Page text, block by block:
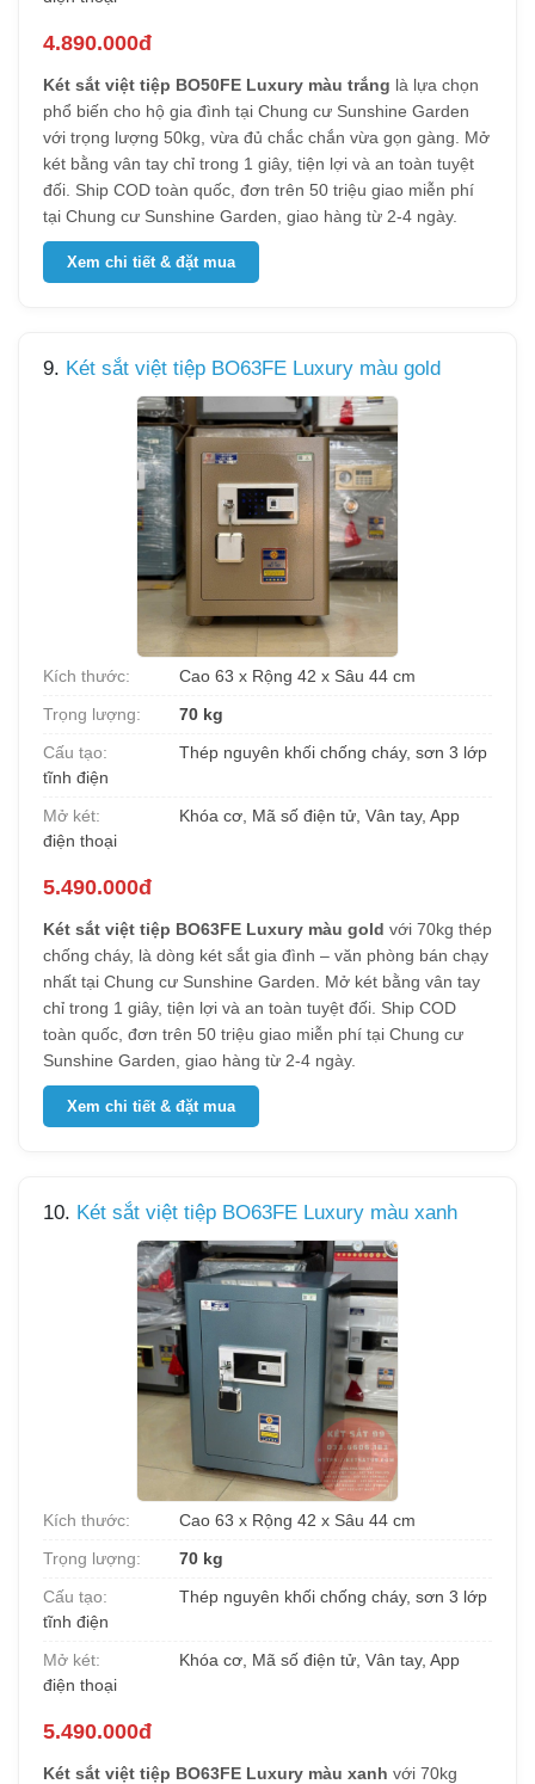
4.890.000đ
Két sắt việt tiệp BO50FE Luxury màu trắng là lựa chọn
phổ biến cho hộ gia đình tại Chung cư Sunshine Garden
với trọng lượng 50kg, vừa đủ chắc chắn vừa gọn gàng. Mở
két bằng vân tay chỉ trong 1 giây, tiện lợi và an toàn tuyệt
đối. Ship COD toàn quốc, đơn trên 50 triệu giao miễn phí
tại Chung cư Sunshine Garden, giao hàng từ 2-4 ngày.
Xem chi tiết & đặt mua
9. Két sắt việt tiệp BO63FE Luxury màu gold
Kích thước:
Cao 63 x Rộng 42 x Sâu 44 cm
Trọng lượng:
70 kg
Cấu tạo:
Thép nguyên khối chống cháy, sơn 3 lớp
tĩnh điện
Mở két:
Khóa cơ, Mã số điện tử, Vân tay, App
điện thoại
5.490.000đ
Két sắt việt tiệp BO63FE Luxury màu gold với 70kg thép
chống cháy, là dòng két sắt gia đình – văn phòng bán chạy
nhất tại Chung cư Sunshine Garden. Mở két bằng vân tay
chỉ trong 1 giây, tiện lợi và an toàn tuyệt đối. Ship COD
toàn quốc, đơn trên 50 triệu giao miễn phí tại Chung cư
Sunshine Garden, giao hàng từ 2-4 ngày.
Xem chi tiết & đặt mua
10. Két sắt việt tiệp BO63FE Luxury màu xanh
Kích thước:
Cao 63 x Rộng 42 x Sâu 44 cm
Trọng lượng:
70 kg
Cấu tạo:
Thép nguyên khối chống cháy, sơn 3 lớp
tĩnh điện
Mở két:
Khóa cơ, Mã số điện tử, Vân tay, App
điện thoại
5.490.000đ
Két sắt việt tiệp BO63FE Luxury màu xanh với 70kg